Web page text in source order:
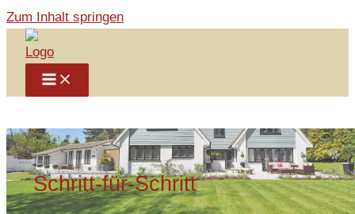
Zum Inhalt springen
Schritt-für-Schritt